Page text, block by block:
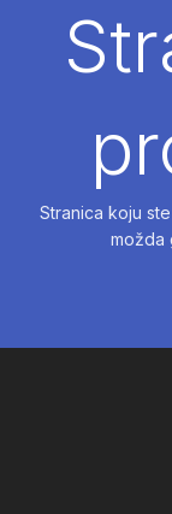
Stranica koju
možda